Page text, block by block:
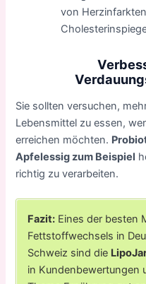
von
Sie sollten versuchen,
Lebensmittel zu essen,
erreichen möchten.
Apfelessig zum Beispiel
richtig zu verarbeiten.
Fazit: Eines der besten
Fettstoffwechsels in
Schweiz sind die
in Kundenbewertungen